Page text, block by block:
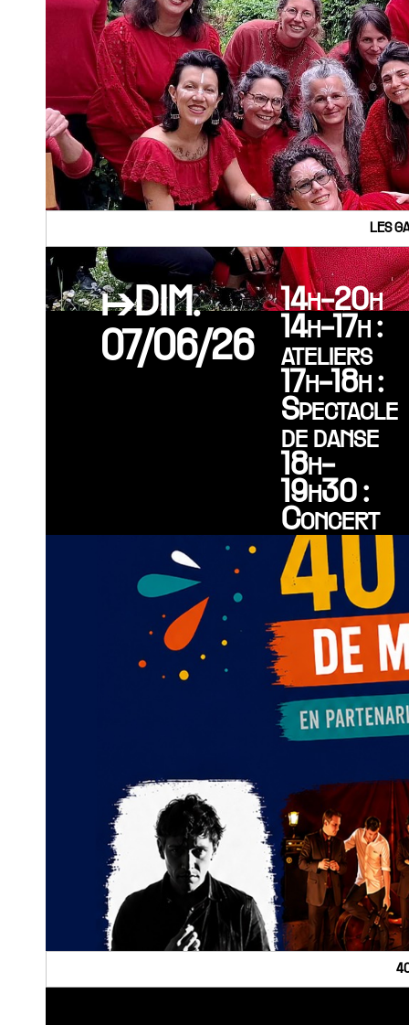
LES
↦DIM.
07/06/26
14h-20h
14h-17h :
ateliers
17h-18h :
Spectacle
de danse
18h-
19h30 :
Concert